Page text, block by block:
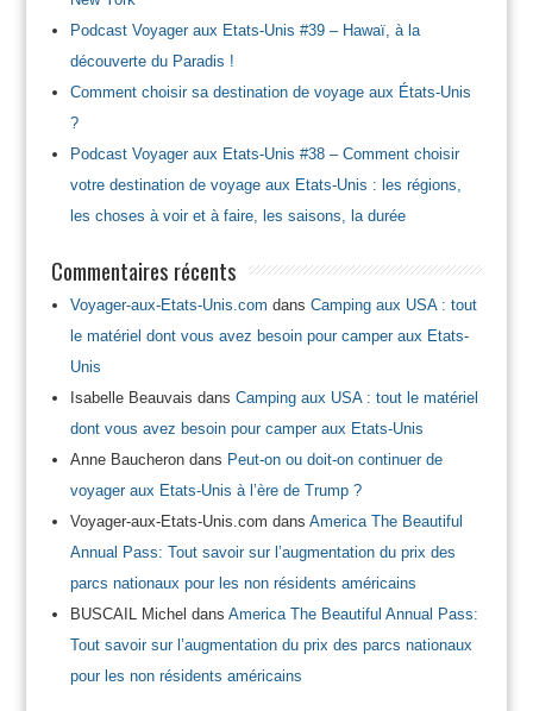
Podcast Voyager aux Etats-Unis #39 – Hawaï, à la
découverte du Paradis !
Comment choisir sa destination de voyage aux États-Unis
?
Podcast Voyager aux Etats-Unis #38 – Comment choisir
votre destination de voyage aux Etats-Unis : les régions,
les choses à voir et à faire, les saisons, la durée
Commentaires récents
Voyager-aux-Etats-Unis.com dans Camping aux USA : tout
le matériel dont vous avez besoin pour camper aux Etats-
Unis
Isabelle Beauvais dans Camping aux USA : tout le matériel
dont vous avez besoin pour camper aux Etats-Unis
Anne Baucherondans Peut-on ou doit-on continuer de
voyager aux Etats-Unis à l’ère de Trump ?
Voyager-aux-Etats-Unis.com dans America The Beautiful
Annual Pass: Tout savoir sur l’augmentation du prix des
parcs nationaux pour les non résidents américains
BUSCAIL Michel dans America The Beautiful Annual Pass:
Tout savoir sur l’augmentation du prix des parcs nationaux
pour les non résidents américains